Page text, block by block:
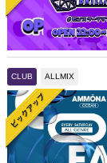
CLUB ALLMIX